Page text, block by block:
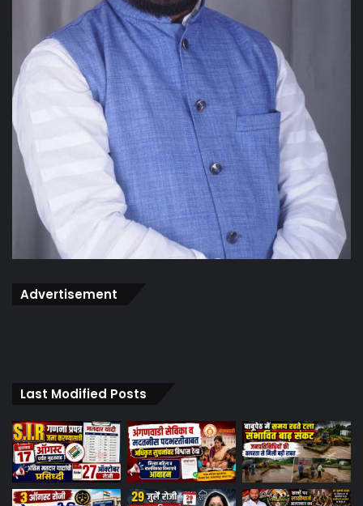
Advertisement
Last Modified Posts